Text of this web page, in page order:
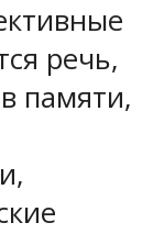
речь,
памяти,